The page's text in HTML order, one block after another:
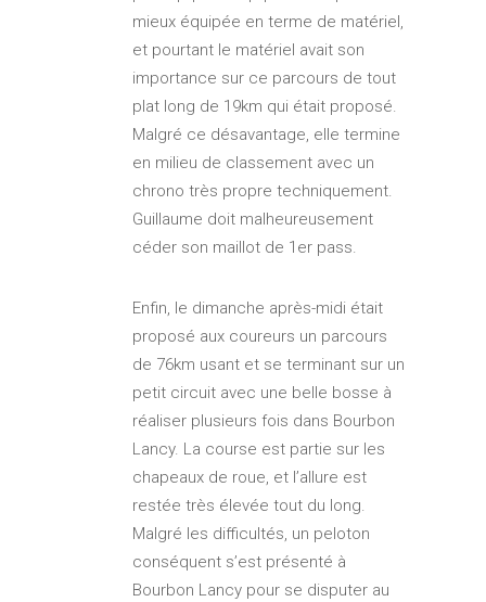
mieux équipée en terme de matériel,
et pourtant le matériel avait son
importance sur ce parcours de tout
plat long de 19km qui était proposé.
Malgré ce désavantage, elle termine
en milieu de classement avec un
chrono très propre techniquement.
Guillaume doit malheureusement
céder son maillot de 1er pass.
Enfin, le dimanche après-midi était
proposé aux coureurs un parcours
de 76km usant et se terminant sur un
petit circuit avec une belle bosse à
réaliser plusieurs fois dans Bourbon
Lancy. La course est partie sur les
chapeaux de roue, et l’allure est
restée très élevée tout du long.
Malgré les difficultés, un peloton
conséquent s’est présenté à
Bourbon Lancy pour se disputer au